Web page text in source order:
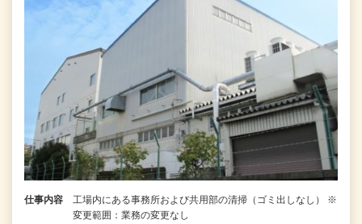
仕事内容
工場内にある事務所および共用部の清掃（ゴミ出しなし） ※
変更範囲：業務の変更なし